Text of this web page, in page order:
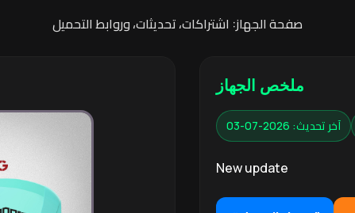
صفحة الجهاز: اشتراكات، تحديثات، وروابط التحميل
ملخص الجهاز
آخر تحديث: 2026-07-03
New update